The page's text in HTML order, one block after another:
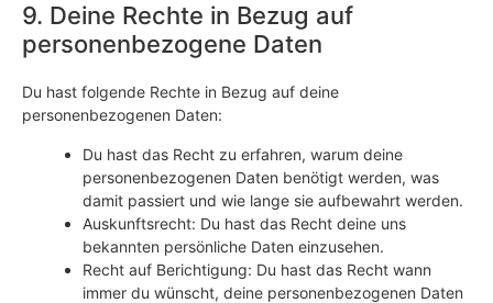
9. Deine Rechte in Bezug auf
personenbezogene Daten
Du hast folgende Rechte in Bezug auf deine
personenbezogenen Daten:
Du hast das Recht zu erfahren, warum deine
personenbezogenen Daten benötigt werden, was
damit passiert und wie lange sie aufbewahrt werden.
Auskunftsrecht: Du hast das Recht deine uns
bekannten persönliche Daten einzusehen.
Recht auf Berichtigung: Du hast das Recht wann
immer du wünscht, deine personenbezogenen Daten